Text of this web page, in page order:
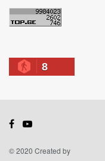
8
© 2020 Created by